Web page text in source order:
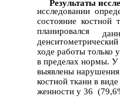
Результаты
исследовании
состояние
планировался
ходе работы только
в пределах нормы.
выявлены
костной ткани в
женности у 36